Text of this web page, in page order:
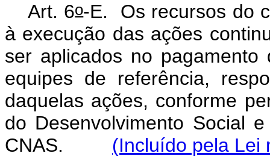
Art. 6o-E. Os recursos do
à execução das ações
ser aplicados no
equipes de referência,
daquelas ações, conforme
do Desenvolvimento Social
CNAS. (Incluído pela Lei